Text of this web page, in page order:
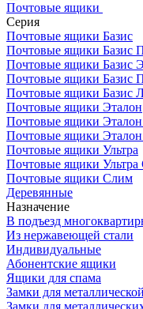
Почтовые ящики
Серия
Почтовые ящики Базис
Почтовые ящики Базис
Почтовые ящики Базис
Почтовые ящики Базис
Почтовые ящики Базис
Почтовые ящики Эталон
Почтовые ящики
Почтовые ящики
Почтовые ящики Ультра
Почтовые ящики Ультра
Почтовые ящики Слим
Деревянные
Назначение
В подъезд
Из нержавеющей стали
Индивидуальные
Абонентские ящики
Ящики для спама
Замки для
Замки для